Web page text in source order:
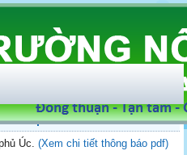
phủ Úc 2020
Úc.(Xem chi tiết thông báo pdf)